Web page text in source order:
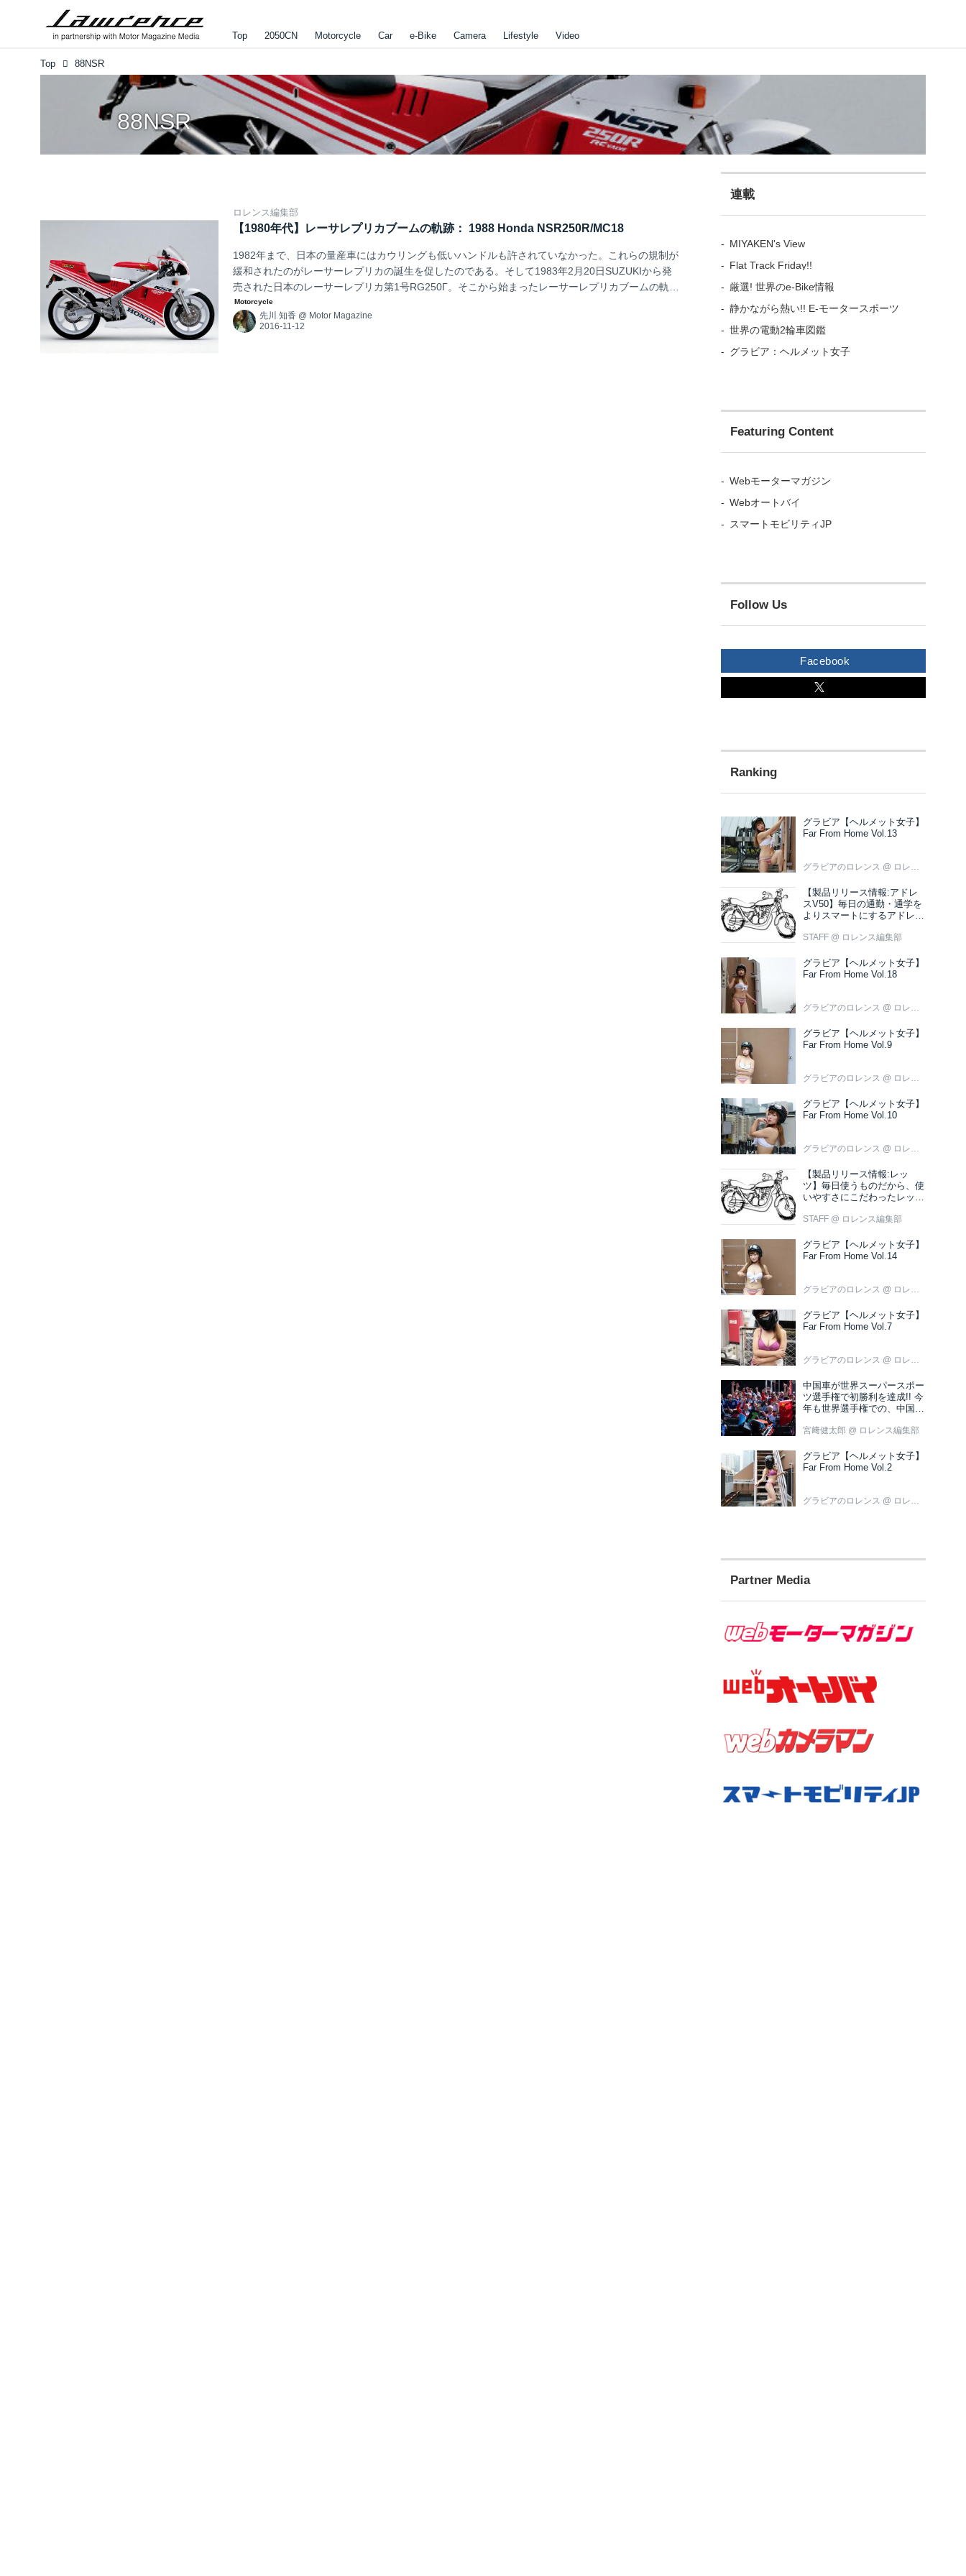
Top 2050CN Motorcycle Car e-Bike Camera Lifestyle Video
Top 88NSR
88NSR
ロレンス編集部
【1980年代】レーサレプリカブームの軌跡： 1988 Honda NSR250R/MC18
1982年まで、日本の量産車にはカウリングも低いハンドルも許されていなかった。これらの規制が
緩和されたのがレーサーレプリカの誕生を促したのである。そして1983年2月20日SUZUKIから発
売された日本のレーサーレプリカ第1号RG250Г。そこから始まったレーサーレプリカブームの軌跡
を辿っていきたいと思います。
先川 知香 @ Motor Magazine
連載
MIYAKEN's View
Flat Track Friday!!
厳選! 世界のe-Bike情報
静かながら熱い!! E-モータースポーツ
世界の電動2輪車図鑑
グラビア：ヘルメット女子
Featuring Content
Webモーターマガジン
Webオートバイ
スマートモビリティJP
Follow Us
Facebook
グラビア【ヘルメット女子】
Far From Home Vol.13
グラビアのロレンス @ ロレンス編集部
【製品リリース情報:アドレ
スV50】毎日の通勤・通学を
よりスマートにするアドレス
STAFF @ ロレンス編集部
グラビア【ヘルメット女子】
Far From Home Vol.18
グラビアのロレンス @ ロレンス編集部
グラビア【ヘルメット女子】
Far From Home Vol.9
グラビアのロレンス @ ロレンス編集部
グラビア【ヘルメット女子】
Far From Home Vol.10
グラビアのロレンス @ ロレンス編集部
【製品リリース情報:レッ
ツ】毎日使うものだから、使
いやすさにこだわったレッツ
STAFF @ ロレンス編集部
グラビア【ヘルメット女子】
Far From Home Vol.14
グラビアのロレンス @ ロレンス編集部
グラビア【ヘルメット女子】
Far From Home Vol.7
グラビアのロレンス @ ロレンス編集部
中国車が世界スーパースポー
ツ選手権で初勝利を達成!! 今
年も世界選手権での、中国車
宮﨑健太郎 @ ロレンス編集部
グラビア【ヘルメット女子】
Far From Home Vol.2
グラビアのロレンス @ ロレンス編集部
Partner Media